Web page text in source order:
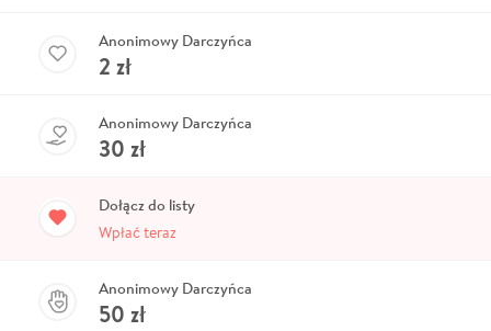
Anonimowy Darczyńca
2 zł
Anonimowy Darczyńca
30 zł
Dołącz do listy
Wpłać teraz
Anonimowy Darczyńca
50 zł